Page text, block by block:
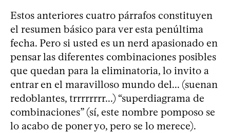
Estos anteriores cuatro párrafos constituyen
el resumen básico para ver esta penúltima
fecha. Pero si usted es un nerd apasionado en
pensar las diferentes combinaciones posibles
que quedan para la eliminatoria, lo invito a
entrar en el maravilloso mundo del... (suenan
redoblantes, trrrrrrrr...) “superdiagrama de
combinaciones” (sí, este nombre pomposo se
lo acabo de poner yo, pero se lo merece).